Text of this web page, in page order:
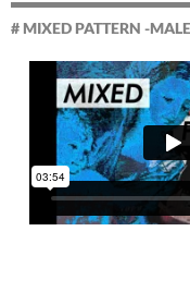
# MIXED PATTERN -